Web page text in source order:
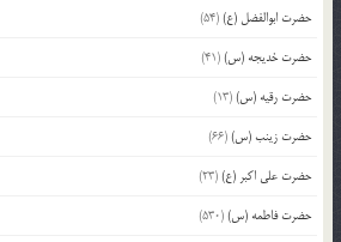
حضرت ابوالفضل (ع)(54)
حضرت خدیجه (س)(41)
حضرت رقیه (س)(13)
حضرت زینب (س)(66)
حضرت علی اکبر (ع)(23)
حضرت فاطمه (س)(530)